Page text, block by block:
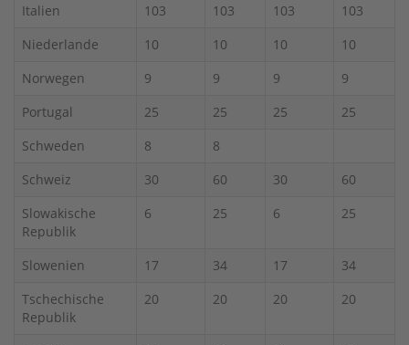
Italien
103 103 103
103
Niederlande
10 10 10
10
Norwegen
9 9 9
9
Portugal
25 25 25
25
Schweden
8
8
Schweiz
30 60 30
60
Slowakische
Republik
6 25 6 25
Slowenien 17 34 17
34
Tschechische
Republik
20 20 20 20